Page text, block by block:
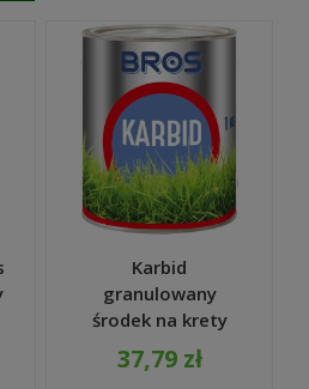
Karbid
granulowany
środek na krety
1kg - Bros
37,79 zł